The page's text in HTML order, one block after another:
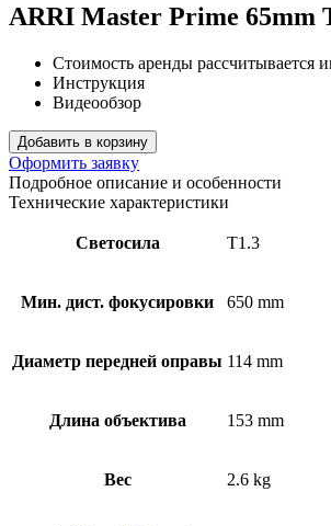
ARRI Master Prime 65mm
Стоимость аренды рассчитывается
Инструкция
Видеообзор
Добавить в корзину
Оформить заявку
Подробное описание и особенности
Технические характеристики
Светосила T1.3
Мин. дист. фокусировки 650 mm
Диаметр передней оправы 114 mm
Длина объектива 153 mm
Вес 2.6 kg